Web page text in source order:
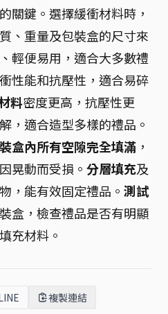
關鍵。選擇緩衝材料時，
、重量及包裝盒的尺寸來
輕便易用，適合大多數禮
性能和抗壓性，適合易碎
料密度更高，抗壓性更
，適合造型多樣的禮品。
盒內所有空隙完全填滿 ，
晃動而受損。 分層填充及
，能有效固定禮品。 測試
盒，檢查禮品是否有明顯
充材料。
複製連結